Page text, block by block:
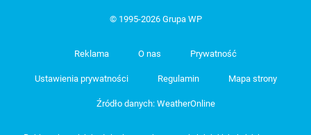
© 1995-2026 Grupa WP
Reklama O nas Prywatność
Ustawienia prywatności Regulamin Mapa strony
Źródło danych: WeatherOnline